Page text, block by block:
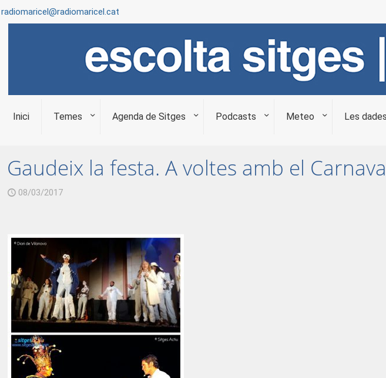
radiomaricel@radiomaricel.cat
Inici Temes Agenda de Sitges Podcasts Meteo Les
Gaudeix la festa. A voltes amb el
08/03/2017